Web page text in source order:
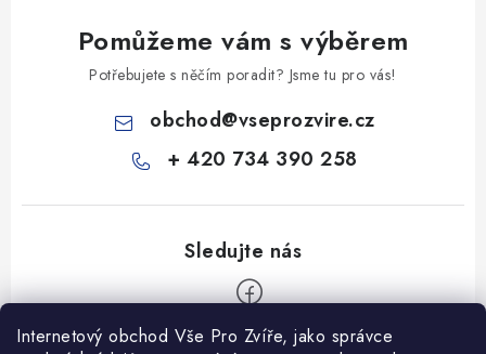
Internetový obchod Vše Pro Zvíře, jako správce
Pomůžeme vám s výběrem
Potřebujete s něčím poradit? Jsme tu pro vás!
obchod@vseprozvire.cz
+ 420 734 390 258